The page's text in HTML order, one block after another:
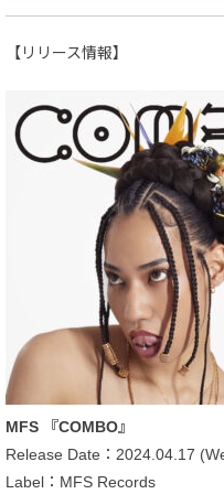
【リリース情報】
MFS 『COMBO』
Release Date：2024.04.17
Label：MFS Records